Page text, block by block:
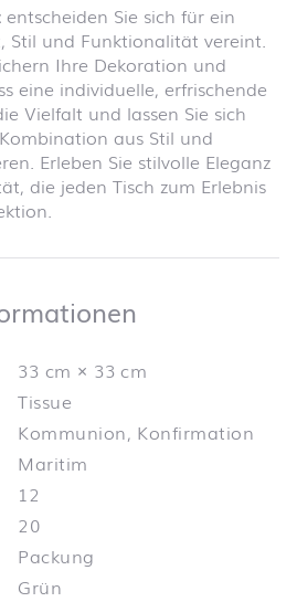
entscheiden Sie sich für ein
Stil und Funktionalität vereint.
Ihre Dekoration und
eine individuelle, erfrischende
Vielfalt und lassen Sie sich
aus Stil und
Erleben Sie stilvolle Eleganz
die jeden Tisch zum Erlebnis
33 cm × 33 cm
Tissue
Kommunion, Konfirmation
Maritim
12
20
Packung
Grün